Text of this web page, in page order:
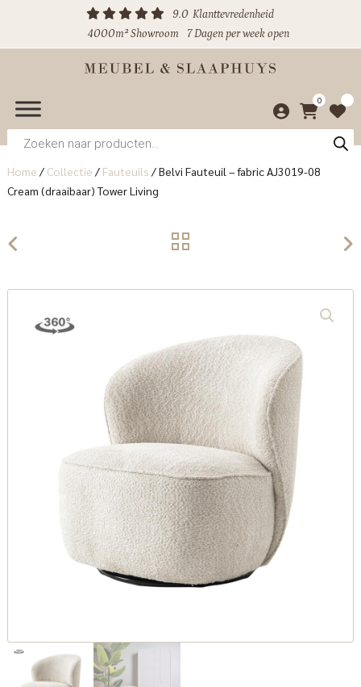
9.0 Klanttevredenheid
4000m² Showroom
7 Dagen per week open
0
Producten
zoeken
Home / Collectie / Fauteuils /Belvi Fauteuil – fabric AJ3019-08
Cream (draaibaar) Tower Living